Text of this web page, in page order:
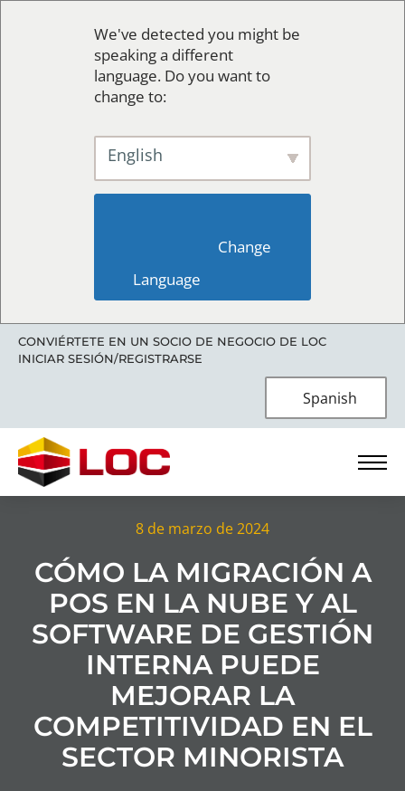
We've detected you might be
speaking a different
language. Do you want to
change to:
English
Language
CONVIÉRTETE EN UN SOCIO DE NEGOCIO DE LOC
INICIAR SESIÓN/REGISTRARSE
Spanish
8 de marzo de 2024
CÓMO LA MIGRACIÓN A
POS EN LA NUBE Y AL
SOFTWARE DE GESTIÓN
INTERNA PUEDE
MEJORAR LA
COMPETITIVIDAD EN EL
SECTOR MINORISTA